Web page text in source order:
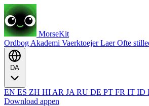
MorseKit
Ordbog Akademi VaerktoejerLaerOfte
EN ES ZH HI AR JA RU DE PT FR IT ID
Download appen